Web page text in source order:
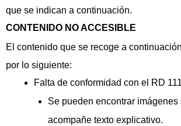
que se indican a continuación.
CONTENIDO NO ACCESIBLE
El contenido que se recoge a
por lo siguiente:
Falta de conformidad con el RD
Se pueden encontrar imágenes
acompañe texto explicativo.